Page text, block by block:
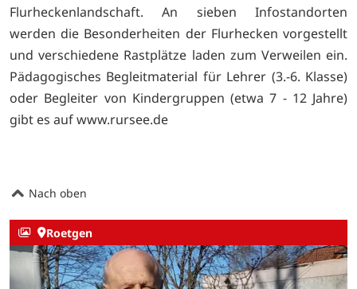
Flurheckenlandschaft. An sieben Infostandorten
werden die Besonderheiten der Flurhecken vorgestellt
und verschiedene Rastplätze laden zum Verweilen ein.
Pädagogisches Begleitmaterial für Lehrer (3.-6. Klasse)
oder Begleiter von Kindergruppen (etwa 7 - 12 Jahre)
gibt es auf www.rursee.de
Nach oben
Roetgen